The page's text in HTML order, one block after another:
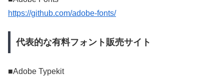
https://github.com/adobe-fonts/
代表的な有料フォント販売サイト
■Adobe Typekit